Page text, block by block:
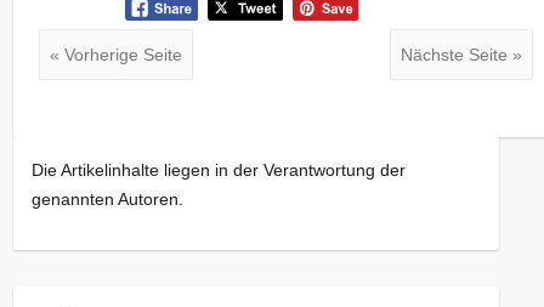
« Vorherige Seite Nächste Seite »
Die Artikelinhalte liegen in der Verantwortung der
genannten Autoren.